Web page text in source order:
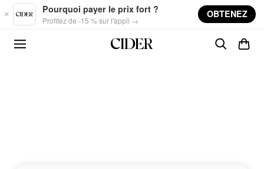
Skip to main content
Pourquoi payer le prix fort ?
Profitez de -15 % sur l'appli →
OBTENEZ